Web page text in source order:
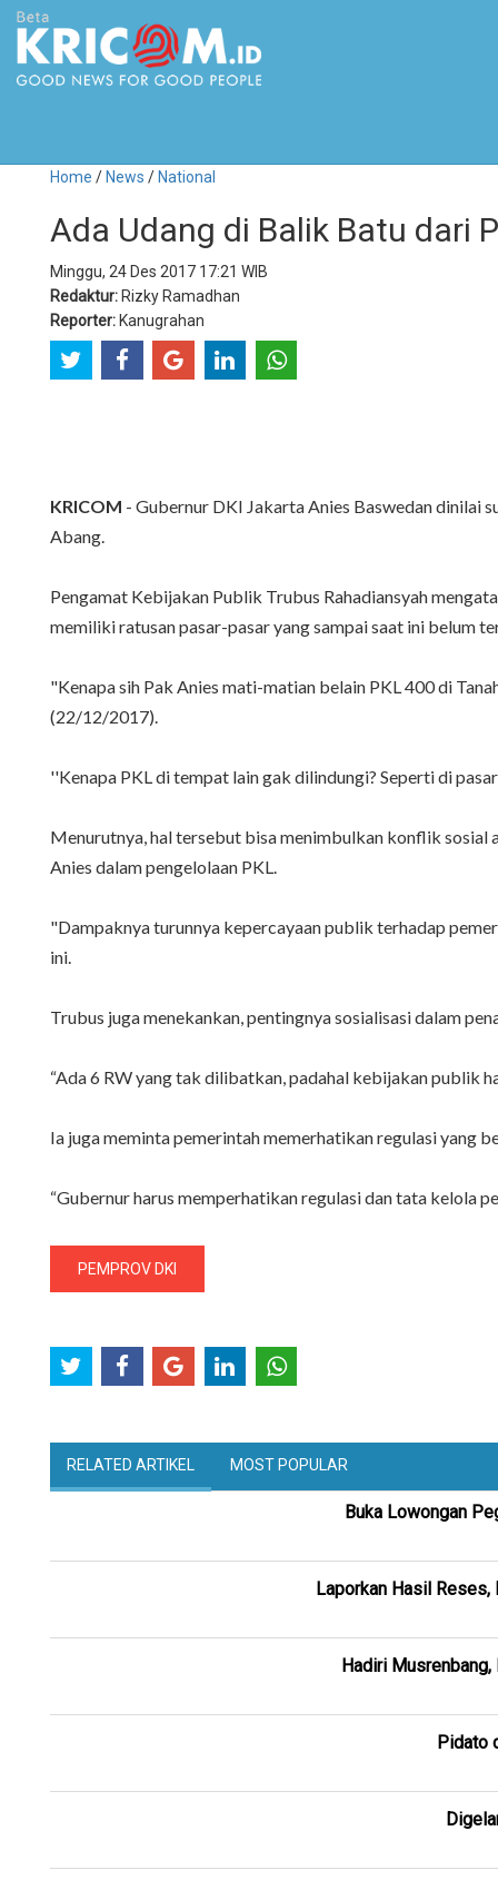
Home / News / National
Ada Udang di Balik Batu dari
Minggu, 24 Des 2017 17:21 WIB
Redaktur: Rizky Ramadhan
Reporter: Kanugrahan
KRICOM - Gubernur DKI Jakarta Anies Baswedan dinilai
Abang.
Pengamat Kebijakan Publik Trubus Rahadiansyah
memiliki ratusan pasar-pasar yang sampai saat ini belum
"Kenapa sih Pak Anies mati-matian belain PKL 400 di
(22/12/2017).
''Kenapa PKL di tempat lain gak dilindungi? Seperti di
Menurutnya, hal tersebut bisa menimbulkan konflik sosial
Anies dalam pengelolaan PKL.
"Dampaknya turunnya kepercayaan publik terhadap
ini.
Trubus juga menekankan, pentingnya sosialisasi dalam
“Ada 6 RW yang tak dilibatkan, padahal kebijakan publik
Ia juga meminta pemerintah memerhatikan regulasi yang
“Gubernur harus memperhatikan regulasi dan tata kelola
PEMPROV DKI
RELATED ARTIKEL MOST POPULAR
Buka Lowongan
Laporkan Hasil Reses,
Hadiri
Pidato